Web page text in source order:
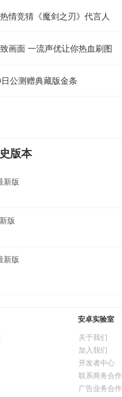
情竞猜《魔剑之刃》代言人
画面 一流声优让你热血刷图
公测赠典藏版金条
版本
新版
版
新版
安卓实验室
关于我们
加入我们
开发者中心
联系商务合作
广告业务合作